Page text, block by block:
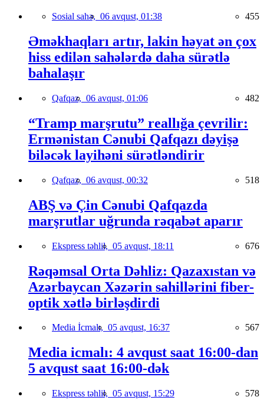
Sosial sahə, 06 avqust, 01:38 455
Əməkhaqları artır, lakin həyat ən çox
hiss edilən sahələrdə daha sürətlə
bahalaşır
Qafqaz, 06 avqust, 01:06 482
“Tramp marşrutu” reallığa çevrilir:
Ermənistan Cənubi Qafqazı dəyişə
biləcək layihəni sürətləndirir
Qafqaz, 06 avqust, 00:32 518
ABŞ və Çin Cənubi Qafqazda
marşrutlar uğrunda rəqabət aparır
Ekspress təhlil, 05 avqust, 18:11 676
Rəqəmsal Orta Dəhliz: Qazaxıstan və
Azərbaycan Xəzərin sahillərini fiber-
optik xətlə birləşdirdi
Media İcmalı, 05 avqust, 16:37 567
Media icmalı: 4 avqust saat 16:00-dan
5 avqust saat 16:00-dək
Ekspress təhlil, 05 avqust, 15:29 578